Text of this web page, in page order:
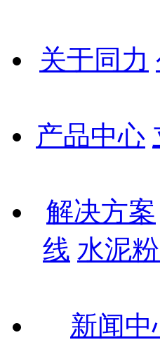
关于同力
产品中心
解决方案
线 水泥
新闻中